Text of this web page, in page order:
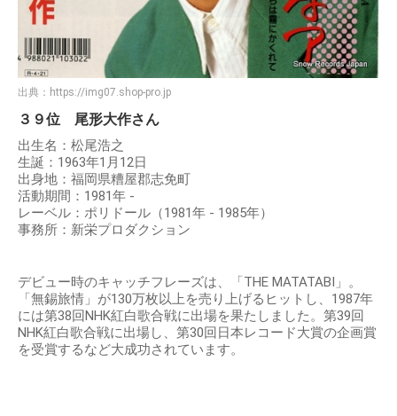
出典： https://img07.shop-pro.jp
３９位 尾形大作さん
出生名：松尾浩之
生誕：1963年1月12日
出身地：福岡県糟屋郡志免町
活動期間：1981年 -
レーベル：ポリドール（1981年 - 1985年）
事務所：新栄プロダクション
デビュー時のキャッチフレーズは、「THE MATATABI」。
「無錫旅情」が130万枚以上を売り上げるヒットし、1987年
には第38回NHK紅白歌合戦に出場を果たしました。第39回
NHK紅白歌合戦に出場し、第30回日本レコード大賞の企画賞
を受賞するなど大成功されています。